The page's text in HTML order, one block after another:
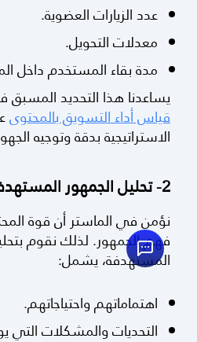
عدد الزيارات العضوية.
معدلات التحويل.
مدة بقاء المستخدم داخل
يساعدنا هذا التحديد المسبق
قياس أداء التسويق بالمحتوى
الاستراتيجية بدقة وتوجيه
2- تحليل الجمهور المستهدف
نؤمن في الماستر أن قوة
فهم الجمهور. لذلك نقوم
المستهدفة، يشمل:
اهتماماتهم واحتياجاتهم.
التحديات والمشكلات التي